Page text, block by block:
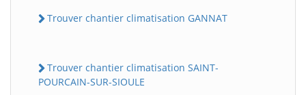
Trouver chantier climatisation GANNAT
Trouver chantier climatisation SAINT-
POURCAIN-SUR-SIOULE